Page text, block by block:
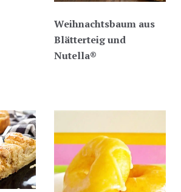
Weihnachtsbaum aus
Blätterteig und
Nutella®